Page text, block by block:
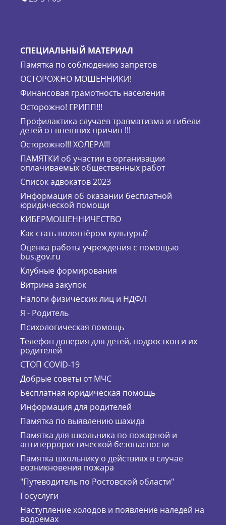
СПЕЦИАЛЬНЫЙ МАТЕРИАЛ
Памятка по соблюдению запретов
ОСТОРОЖНО МОШЕННИКИ!
Финансовая грамотность населения
Осторожно! ГРИПП!!!
Профилактика случаев травматизма и гибели
детей от внешних причин !!!
Осторожно!!! ХОЛЕРА!!!
ПАМЯТКИ об участии в организации
оплачиваемых общественных работ
Список адвокатов 2023
Информация об оказании бесплатной
юридической помощи
КИБЕРМОШЕННИЧЕСТВО
Как стать волонтёром культуры?
Оценка работы учреждения с помощью
bus.gov.ru
Клубные формирования
Витрина закупок
Налоги физических лиц и НДФЛ
Я - Родитель
Психологическая помощь
Телефон доверия для детей, подростков и их
родителей
СТОП COVID-19
Добрые советы от МЧС
Бесплатная юридическая помощь
Информация для родителей
Памятка по выявлению шахида
Памятка для школьника по пожарной и
антитеррористической безопасности
Памятка школьнику о действиях в случае
возникновения пожара
"Путеводитель по Ростовской области"
Госуслуги
Наступление холодов и появление наледей на
водоемах